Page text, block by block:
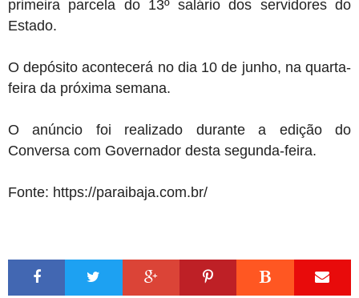
primeira parcela do 13º salário dos servidores do
Estado.
O depósito acontecerá no dia 10 de junho, na quarta-
feira da próxima semana.
O anúncio foi realizado durante a edição do
Conversa com Governador desta segunda-feira.
Fonte: https://paraibaja.com.br/